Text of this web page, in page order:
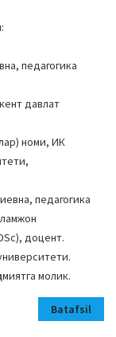
педагогика
давлат
номи, ИК
педагогика
доцент.
молик.
Batafsil